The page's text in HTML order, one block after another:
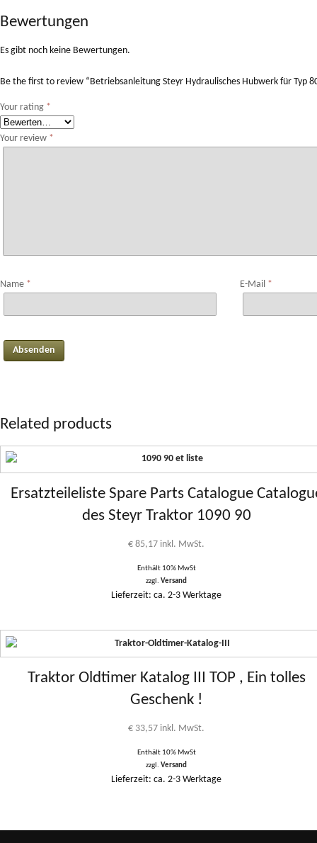
Bewertungen
Es gibt noch keine Bewertungen.
Be the first to review “Betriebsanleitung Steyr Hydraulisches Hubwerk für Typ
Your rating *
Your review *
Name * E-Mail *
Related products
Ersatzteileliste Spare Parts Catalogue
des Steyr Traktor 1090 90
€ 85,17 inkl. MwSt.
Enthält 10% MwSt
zzgl.Versand
Lieferzeit: ca. 2-3 Werktage
Traktor Oldtimer Katalog III TOP , Ein tolles
Geschenk !
€ 33,57 inkl. MwSt.
Enthält 10% MwSt
zzgl.Versand
Lieferzeit: ca. 2-3 Werktage